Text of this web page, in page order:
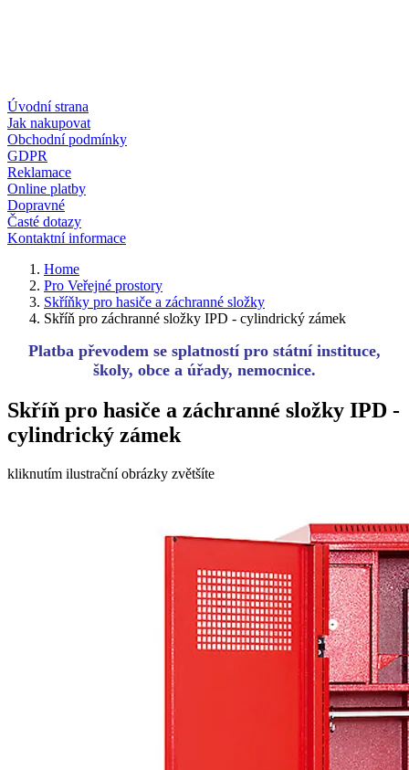
Úvodní strana
Jak nakupovat
Obchodní podmínky
GDPR
Reklamace
Online platby
Dopravné
Časté dotazy
Kontaktní informace
Home
Pro Veřejné prostory
Skříňky pro hasiče a záchranné složky
Skříň pro záchranné složky IPD - cylindrický zámek
Platba převodem se splatností pro státní instituce,
školy, obce a úřady, nemocnice.
Skříň pro hasiče a záchranné složky IPD -
cylindrický zámek
kliknutím ilustrační obrázky zvětšíte